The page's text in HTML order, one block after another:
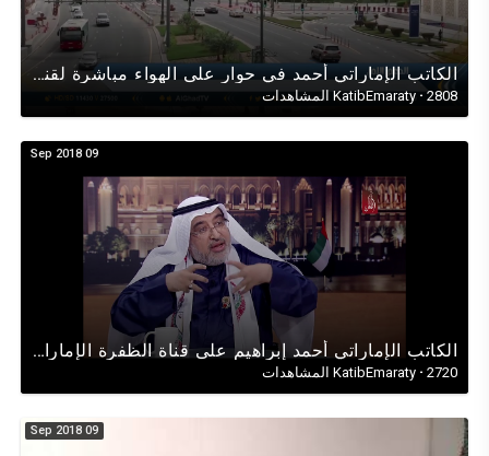
الكاتب الإماراتي أحمد في حوار على الهواء مباشرة لقناة (الغد العربي) عن القرار الإمارات الإنساني
KatibEmaraty·2808 المشاهدات
09 Sep 2018
الكاتب الإماراتي أحمد إبراهيم على قناة الظفرة الإماراتية بمناسبة يوم العَلَم الإماراتي (3نوفمبر2017)
KatibEmaraty · 2720 المشاهدات
09 Sep 2018